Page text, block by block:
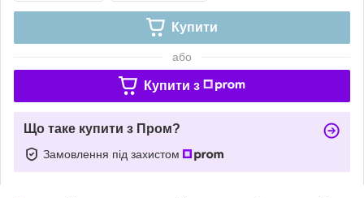
Купити
або
Купити з
Що таке купити з Пром?
Замовлення під захистом